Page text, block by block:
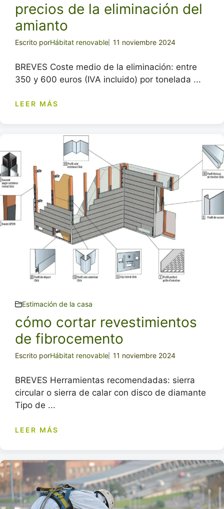
precios de la eliminación del
amianto
Escrito porHábitat renovable 11 noviembre 2024
BREVES Coste medio de la eliminación: entre
350 y 600 euros (IVA incluido) por tonelada ...
LEER MÁS
Estimación de la casa
cómo cortar revestimientos
de fibrocemento
Escrito porHábitat renovable 11 noviembre 2024
BREVES Herramientas recomendadas: sierra
circular o sierra de calar con disco de diamante
Tipo de ...
LEER MÁS